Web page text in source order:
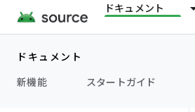
ドキュメント
ドキュメント
新機能
スタートガイド